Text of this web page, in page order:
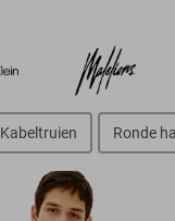
Kabeltruien Ronde